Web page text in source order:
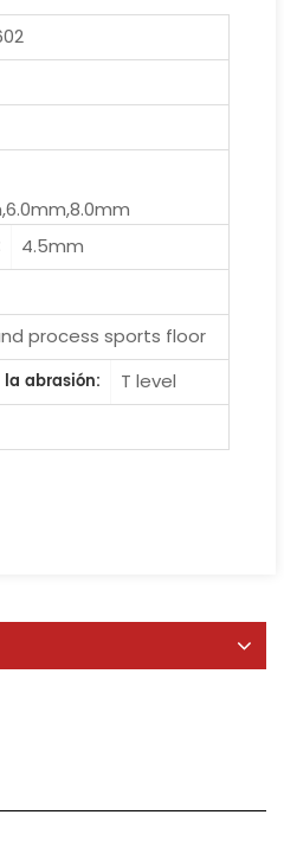
4.5mm
process sports floor
abrasión:
T level